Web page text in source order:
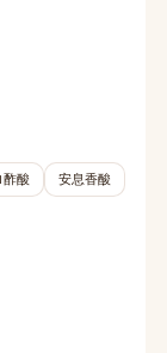
酢酸 安息香酸